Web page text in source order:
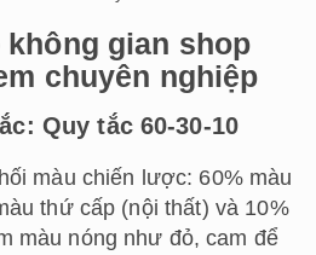
không gian shop
chuyên nghiệp
Quy tắc 60-30-10
màu chiến lược: 60% màu
thứ cấp (nội thất) và 10%
màu nóng như đỏ, cam để